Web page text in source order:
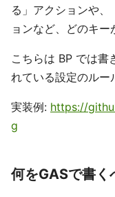
る」アクションや
ョンなど、どのキー
こちらは BP では書
れている設定のルー
実装例: https://
g
何をGASで書く